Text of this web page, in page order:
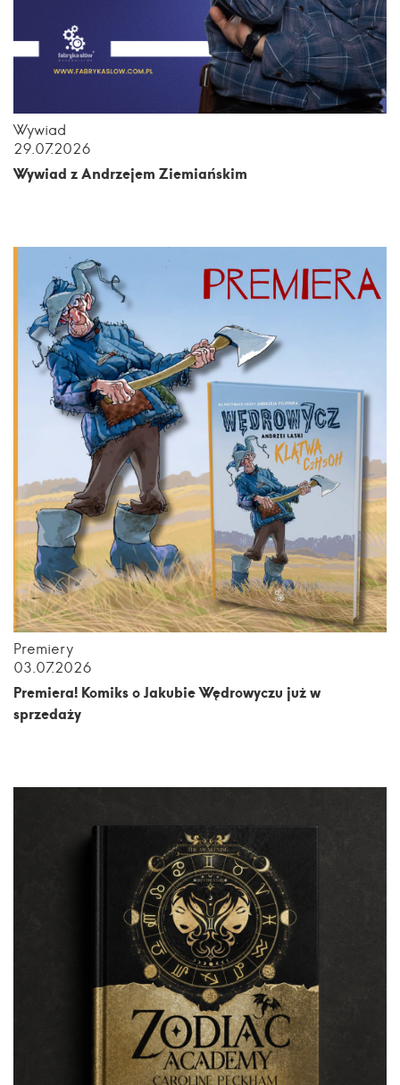
Wywiad
29.07.2026
Wywiad z Andrzejem Ziemiańskim
Premiery
03.07.2026
Premiera! Komiks o Jakubie Wędrowyczu już w
sprzedaży